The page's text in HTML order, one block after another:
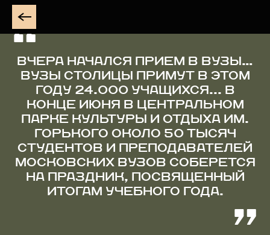
ВЧЕРА НАЧАЛСЯ ПРИЕМ В ВУЗЫ…
ВУЗЫ СТОЛИЦЫ ПРИМУТ В ЭТОМ
ГОДУ 24.000 УЧАЩИХСЯ... В
КОНЦЕ ИЮНЯ В ЦЕНТРАЛЬНОМ
ПАРКЕ КУЛЬТУРЫ И ОТДЫХА ИМ.
ГОРЬКОГО ОКОЛО 50 ТЫСЯЧ
СТУДЕНТОВ И ПРЕПОДАВАТЕЛЕЙ
МОСКОВСКИХ ВУЗОВ СОБЕРЕТСЯ
НА ПРАЗДНИК, ПОСВЯЩЕННЫЙ
ИТОГАМ УЧЕБНОГО ГОДА.